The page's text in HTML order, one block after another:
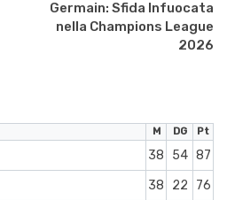
Germain: Sfida Infuocata
nella Champions League
2026
M DG Pt
38 54 87
38 22
76